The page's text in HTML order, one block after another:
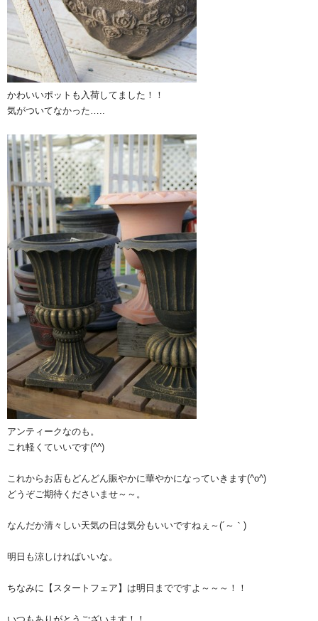
かわいいポットも入荷してました！！
気がついてなかった…..
アンティークなのも。
これ軽くていいです(^^)
これからお店もどんどん賑やかに華やかになっていきます(^o^)ゞ
どうぞご期待くださいませ～～。
なんだか清々しい天気の日は気分もいいですねぇ～(´～｀)
明日も涼しければいいな。
ちなみに【スタートフェア】は明日までですよ～～～！！